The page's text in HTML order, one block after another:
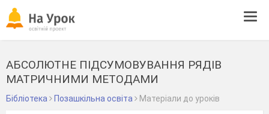
АБСОЛЮТНЕ ПІДСУМОВУВАННЯ РЯДІВ
МАТРИЧНИМИ МЕТОДАМИ
Бібліотека Позашкільна освіта Матеріали до уроків